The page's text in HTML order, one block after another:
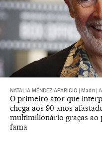
NATALIA MÉNDEZ APARICIO Madri
O primeiro ator que
chega aos 90 anos
multimilionário graças ao
fama